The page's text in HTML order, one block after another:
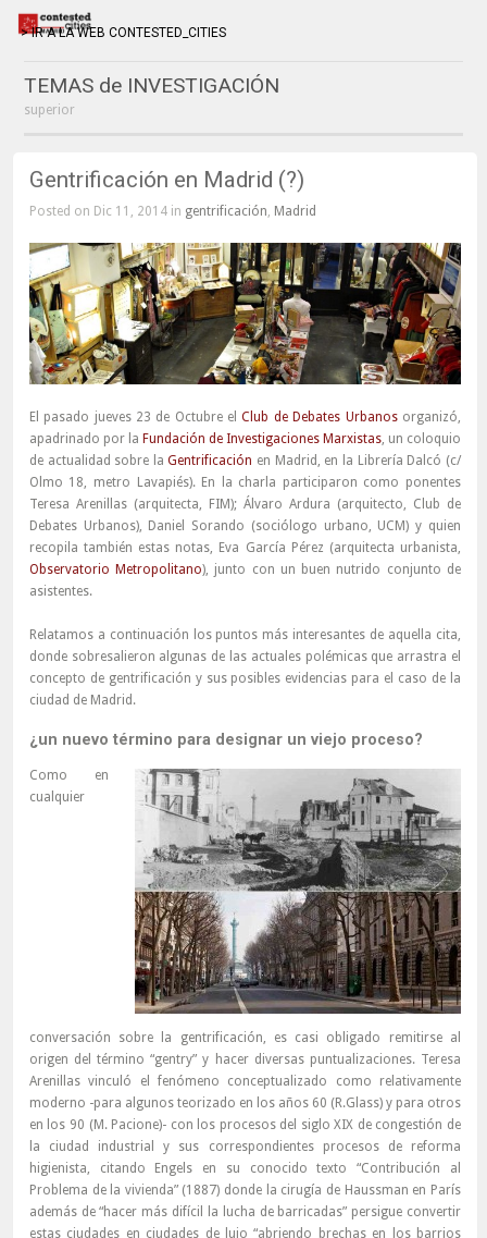
> IR A LA WEB CONTESTED_CITIES
TEMAS de INVESTIGACIÓN
superior
Gentrificación en Madrid (?)
Posted on Dic 11, 2014 in gentrificación Madrid
El pasado jueves 23 de Octubre elClub de Debates Urbanosorganizó,
apadrinado por la Fundación de Investigaciones Marxistas, un coloquio
de actualidad sobre laGentrificación en Madrid, en la Librería Dalcó (c/
Olmo 18, metro Lavapiés). En la charla participaron como ponentes
Teresa Arenillas (arquitecta, FIM); Álvaro Ardura (arquitecto, Club de
Debates Urbanos), Daniel Sorando (sociólogo urbano, UCM) y quien
recopila también estas notas, Eva García Pérez (arquitecta urbanista,
Observatorio Metropolitano), junto con un buen nutrido conjunto de
asistentes.
Relatamos a continuación los puntos más interesantes de aquella cita,
donde sobresalieron algunas de las actuales polémicas que arrastra el
concepto de gentrificación y sus posibles evidencias para el caso de la
ciudad de Madrid.
¿un nuevo término para designar un viejo proceso?
Como en
cualquier
conversación sobre la gentrificación, es casi obligado remitirse al
origen del término “gentry” y hacer diversas puntualizaciones. Teresa
Arenillas vinculó el fenómeno conceptualizado como relativamente
moderno -para algunos teorizado en los años 60 (R.Glass) y para otros
en los 90 (M. Pacione)- con los procesos del siglo XIX de congestión de
la ciudad industrial y sus correspondientes procesos de reforma
higienista, citando Engels en su conocido texto “Contribución al
Problema de la vivienda” (1887) donde la cirugía de Haussman en París
además de “hacer más difícil la lucha de barricadas” persigue convertir
estas ciudades en ciudades de lujo “abriendo brechas en los barrios